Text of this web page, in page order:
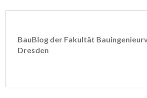
BauBlog der Fakultät
Dresden